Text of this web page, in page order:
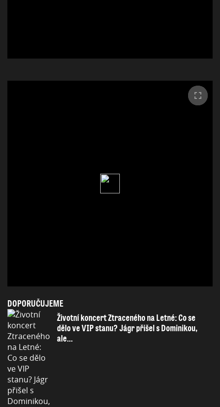
DOPORUČUJEME
Životní koncert Ztraceného na Letné: Co se
dělo ve VIP stanu? Jágr přišel s Dominikou,
ale...